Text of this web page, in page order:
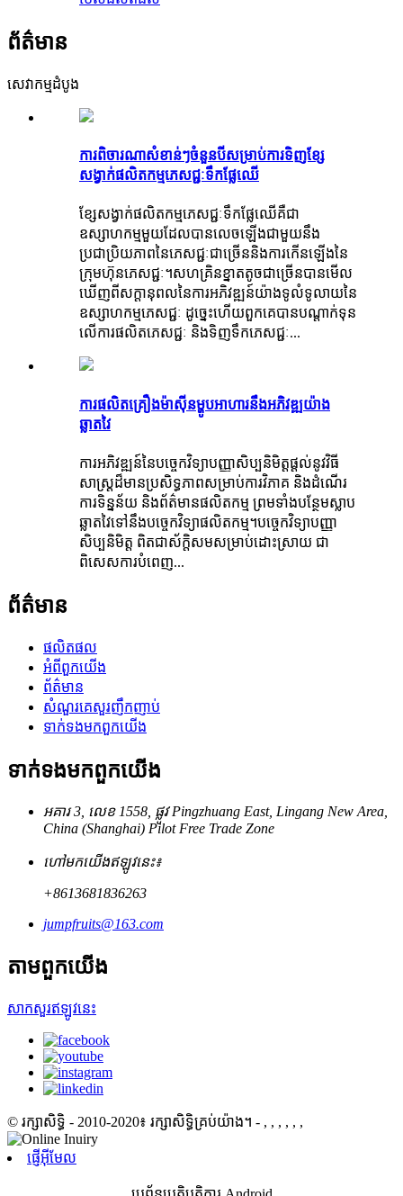
ព័ត៌មាន
សេវាកម្មដំបូង
ការពិចារណាសំខាន់ៗចំនួនបីសម្រាប់ការទិញខ្សែ
សង្វាក់ផលិតកម្មភេសជ្ជៈទឹកផ្លែឈើ
ខ្សែសង្វាក់ផលិតកម្មភេសជ្ជៈទឹកផ្លែឈើគឺជា
ឧស្សាហកម្មមួយដែលបានលេចឡើងជាមួយនឹង
ប្រជាប្រិយភាពនៃភេសជ្ជៈជាច្រើននិងការកើនឡើងនៃ
ក្រុមហ៊ុនភេសជ្ជៈ។សហគ្រិនខ្នាតតូចជាច្រើនបានមើល
ឃើញពីសក្តានុពលនៃការអភិវឌ្ឍន៍យ៉ាងទូលំទូលាយនៃ
ឧស្សាហកម្មភេសជ្ជៈ ដូច្នេះហើយពួកគេបានបណ្តាក់ទុន
លើការផលិតភេសជ្ជៈ និងទិញទឹកភេសជ្ជៈ...
ការផលិតគ្រឿងម៉ាស៊ីនម្ហូបអាហារនឹងអភិវឌ្ឍយ៉ាង
ឆ្លាតវៃ
ការអភិវឌ្ឍន៍នៃបច្ចេកវិទ្យាបញ្ញាសិប្បនិមិត្តផ្តល់នូវវិធី
សាស្រ្តដ៏មានប្រសិទ្ធភាពសម្រាប់ការវិភាគ និងដំណើរ
ការទិន្នន័យ និងព័ត៌មានផលិតកម្ម ព្រមទាំងបន្ថែមស្លាប
ឆ្លាតវៃទៅនឹងបច្ចេកវិទ្យាផលិតកម្ម។បច្ចេកវិទ្យាបញ្ញា
សិប្បនិមិត្ត ពិតជាស័ក្តិសមសម្រាប់ដោះស្រាយ ជា
ពិសេសការបំពេញ...
ព័ត៌មាន
ផលិតផល
អំពី​ពួក​យើង
ព័ត៌មាន
សំណួរគេសួរញឹកញាប់
ទាក់ទង​មក​ពួក​យើង
ទាក់ទង​មក​ពួក​យើង
អគារ 3, លេខ 1558, ផ្លូវ Pingzhuang East, Lingang New Area,
China (Shanghai) Pilot Free Trade Zone
ហៅមកយើងឥឡូវនេះ៖
+8613681836263
jumpfruits@163.com
តាម​ពួក​យើង
សាកសួរឥឡូវនេះ
© រក្សាសិទ្ធិ - 2010-2020៖ រក្សាសិទ្ធិគ្រប់យ៉ាង។ - , , , , , ,
ផ្ញើអ៊ីមែល